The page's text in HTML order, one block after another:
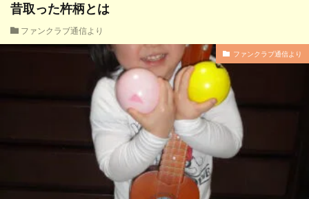
昔取った杵柄とは
ファンクラブ通信より
ファンクラブ通信より